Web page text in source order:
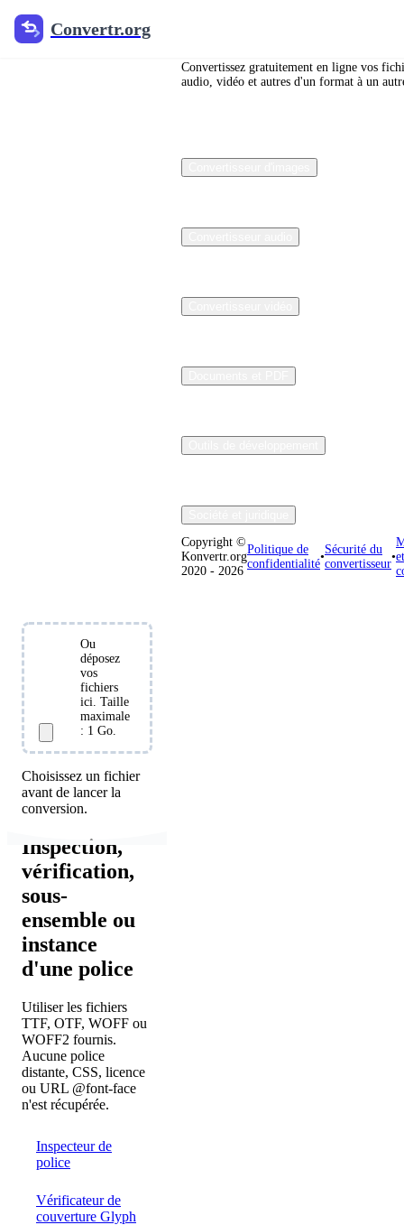
Convertr.org
Free
Ou
déposez
vos
fichiers
ici. Taille
maximale
: 1 Go.
Choisissez un fichier
avant de lancer la
conversion.
Inspection,
vérification,
sous-
ensemble ou
instance
d'une police
Utiliser les fichiers
TTF, OTF, WOFF ou
WOFF2 fournis.
Aucune police
distante, CSS, licence
ou URL @font-face
n'est récupérée.
Inspecteur de
police
Vérificateur de
couverture Glyph
Convertissez gratuitement en ligne vos
audio, vidéo et autres d'un format à un
Copyright ©
Konvertr.org
2020 - 2026
Politique de
confidentialité
•
Sécurité du
convertisseur
•et